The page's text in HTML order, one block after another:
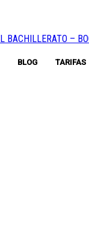
BLOG TARIFAS